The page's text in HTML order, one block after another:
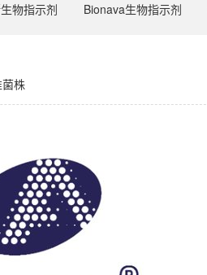
物指示剂 Bionava生物指示剂
株